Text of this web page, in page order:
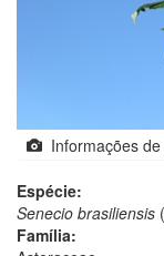
Informações
Espécie:
Senecio brasiliensis
Família: